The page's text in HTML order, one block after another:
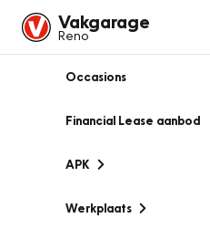
Vakgarage
Reno
Occasions
Financial Lease aanbod
APK
Werkplaats